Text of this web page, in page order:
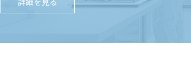
詳細を見る